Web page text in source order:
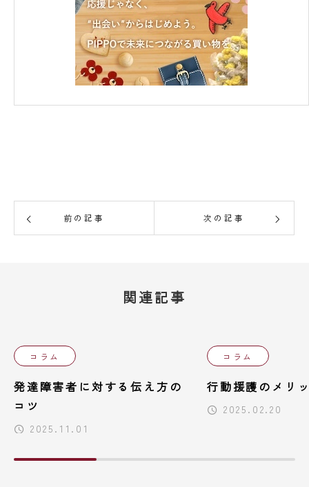
前の記事 次の記事
関連記事
コラム
発達障害者に対する伝え方の
コツ
2025.11.01
コラム
行動援護のメリ
2025.02.20